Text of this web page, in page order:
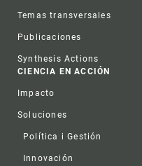
Temas transversales
Publicaciones
Synthesis Actions
CIENCIA EN ACCIÓN
Impacto
Soluciones
Política i Gestión
Innovación